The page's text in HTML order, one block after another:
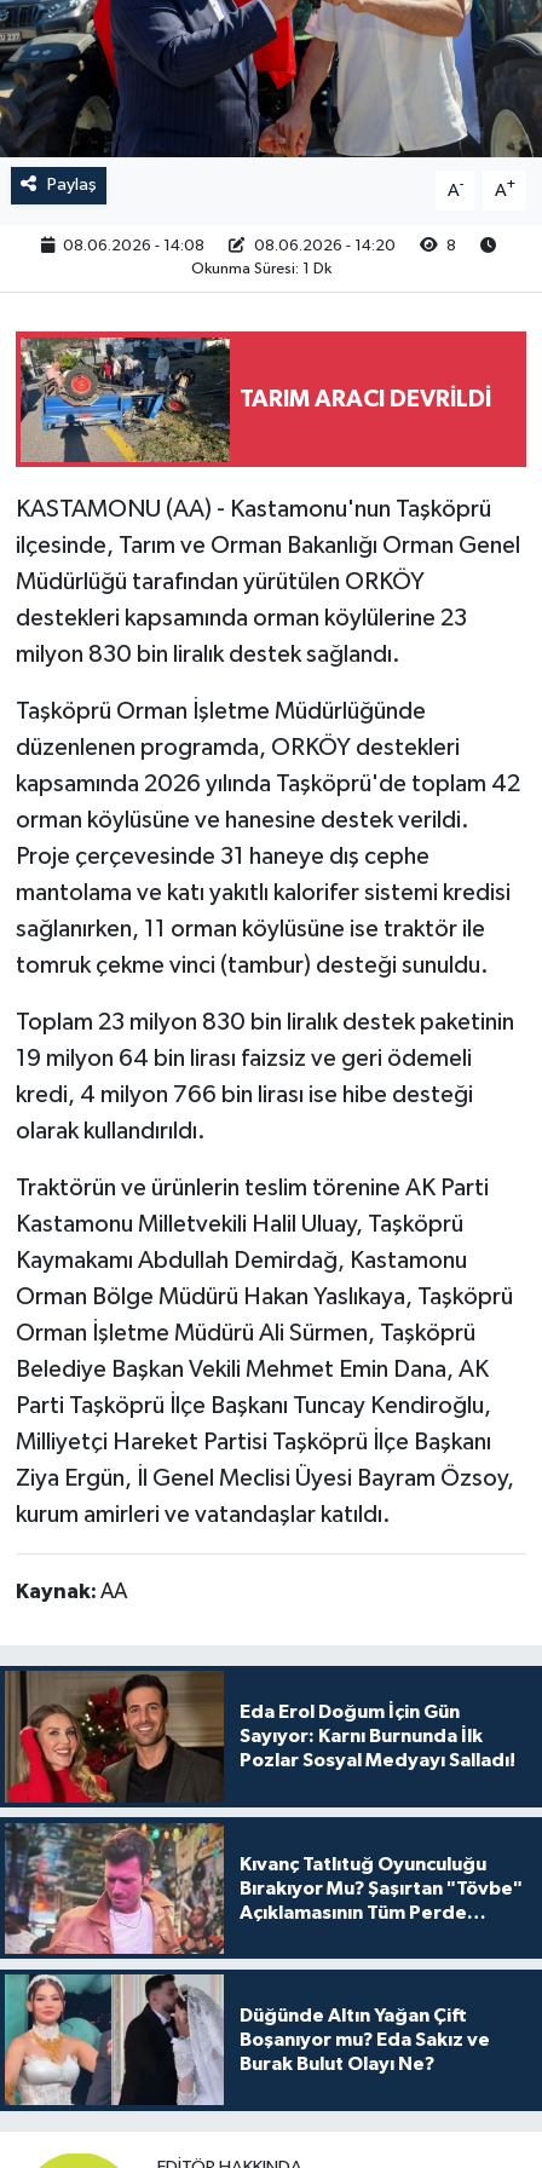
Paylaş A- A+
08.06.2026 - 14:08 08.06.2026 - 14:20
8
Okunma Süresi: 1 Dk
TARIM ARACI DEVRİLDİ
KASTAMONU (AA) - Kastamonu'nun Taşköprü
ilçesinde, Tarım ve Orman Bakanlığı Orman Genel
Müdürlüğü tarafından yürütülen ORKÖY
destekleri kapsamında orman köylülerine 23
milyon 830 bin liralık destek sağlandı.
Taşköprü Orman İşletme Müdürlüğünde
düzenlenen programda, ORKÖY destekleri
kapsamında 2026 yılında Taşköprü'de toplam 42
orman köylüsüne ve hanesine destek verildi.
Proje çerçevesinde 31 haneye dış cephe
mantolama ve katı yakıtlı kalorifer sistemi kredisi
sağlanırken, 11 orman köylüsüne ise traktör ile
tomruk çekme vinci (tambur) desteği sunuldu.
Toplam 23 milyon 830 bin liralık destek paketinin
19 milyon 64 bin lirası faizsiz ve geri ödemeli
kredi, 4 milyon 766 bin lirası ise hibe desteği
olarak kullandırıldı.
Traktörün ve ürünlerin teslim törenine AK Parti
Kastamonu Milletvekili Halil Uluay, Taşköprü
Kaymakamı Abdullah Demirdağ, Kastamonu
Orman Bölge Müdürü Hakan Yaslıkaya, Taşköprü
Orman İşletme Müdürü Ali Sürmen, Taşköprü
Belediye Başkan Vekili Mehmet Emin Dana, AK
Parti Taşköprü İlçe Başkanı Tuncay Kendiroğlu,
Milliyetçi Hareket Partisi Taşköprü İlçe Başkanı
Ziya Ergün, İl Genel Meclisi Üyesi Bayram Özsoy,
kurum amirleri ve vatandaşlar katıldı.
Kaynak: AA
Eda Erol Doğum İçin Gün
Sayıyor: Karnı Burnunda İlk
Pozlar Sosyal Medyayı Salladı!
Kıvanç Tatlıtuğ Oyunculuğu
Bırakıyor Mu? Şaşırtan "Tövbe"
Açıklamasının Tüm Perde
Düğünde Altın Yağan Çift
Boşanıyor mu? Eda Sakız ve
Burak Bulut Olayı Ne?
RESMİ İLAN